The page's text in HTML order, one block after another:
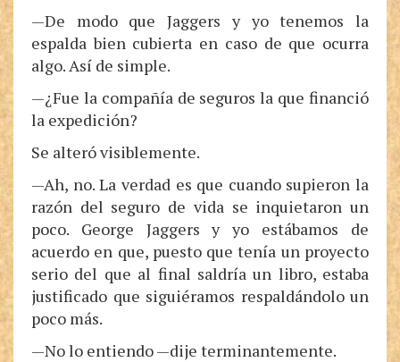
—De modo que Jaggers y yo tenemos la
espalda bien cubierta en caso de que ocurra
algo. Así de simple.
—¿Fue la compañía de seguros la que financió
la expedición?
Se alteró visiblemente.
—Ah, no. La verdad es que cuando supieron la
razón del seguro de vida se inquietaron un
poco. George Jaggers y yo estábamos de
acuerdo en que, puesto que tenía un proyecto
serio del que al final saldría un libro, estaba
justificado que siguiéramos respaldándolo un
poco más.
—No lo entiendo —dije terminantemente.